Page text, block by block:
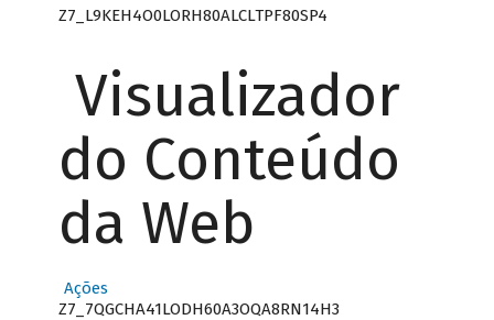
Z7_L9KEH4O0LORH80ALCLTPF80SP4
Visualizador
do Conteúdo
da Web
Ações
Z7_7QGCHA41LODH60A3OQA8RN14H3